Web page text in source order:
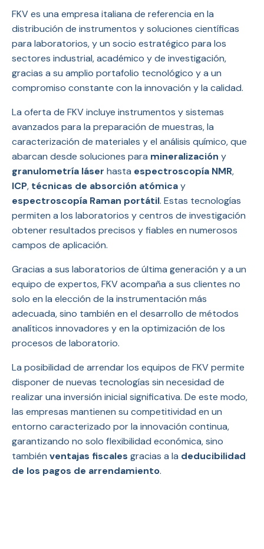
FKV es una empresa italiana de referencia en la
distribución de instrumentos y soluciones científicas
para laboratorios, y un socio estratégico para los
sectores industrial, académico y de investigación,
gracias a su amplio portafolio tecnológico y a un
compromiso constante con la innovación y la calidad.
La oferta de FKV incluye instrumentos y sistemas
avanzados para la preparación de muestras, la
caracterización de materiales y el análisis químico, que
abarcan desde soluciones para mineralización y
granulometría láser hasta espectroscopía NMR,
ICP, técnicas de absorción atómicay
espectroscopía Raman portátil. Estas tecnologías
permiten a los laboratorios y centros de investigación
obtener resultados precisos y fiables en numerosos
campos de aplicación.
Gracias a sus laboratorios de última generación y a un
equipo de expertos, FKV acompaña a sus clientes no
solo en la elección de la instrumentación más
adecuada, sino también en el desarrollo de métodos
analíticos innovadores y en la optimización de los
procesos de laboratorio.
La posibilidad de arrendar los equipos de FKV permite
disponer de nuevas tecnologías sin necesidad de
realizar una inversión inicial significativa. De este modo,
las empresas mantienen su competitividad en un
entorno caracterizado por la innovación continua,
garantizando no solo flexibilidad económica, sino
también ventajas fiscales gracias a la deducibilidad
de los pagos de arrendamiento.